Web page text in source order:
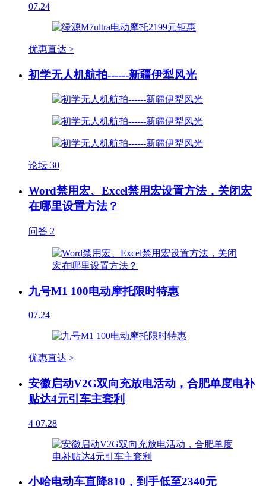
07.24
优惠直达 >
初学无人机航拍------新疆伊犁风光
论坛 30
Word禁用宏、Excel禁用宏设置方法，关闭宏
在哪里设置方法？
问答 2
九号M1 100电动摩托限时特惠
07.24
优惠直达 >
安徽启动V2G双向充放电活动，合肥单度电补
贴达4元引车主套利
4 07.28
小哈电动车直降810，到手低至2340元